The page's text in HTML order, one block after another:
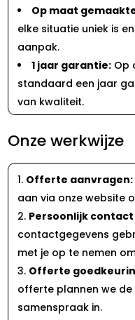
Op maat
elke situatie uniek is
aanpak.
1 jaar garantie: Op
standaard een jaar
van kwaliteit.
Onze werkwijze
Offerte aanvragen:
aan via onze website
Persoonlijk
contactgegevens
met je op te nemen
Offerte
offerte plannen we de
samenspraak in.